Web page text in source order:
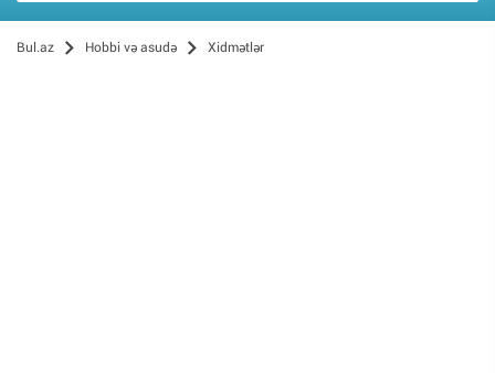
Bul.az Hobbi və asudə Xidmətlər